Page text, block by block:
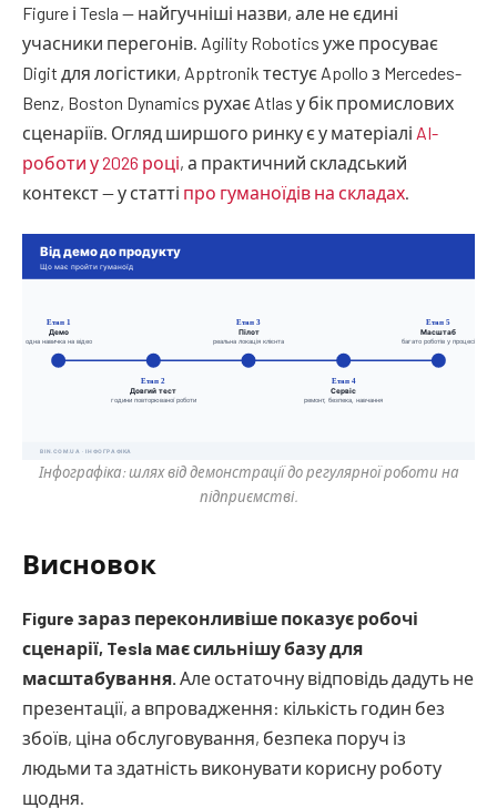
Figure і Tesla — найгучніші назви, але не єдині
учасники перегонів. Agility Robotics уже просуває
Digit для логістики, Apptronik тестує Apollo з Mercedes-
Benz, Boston Dynamics рухає Atlas у бік промислових
сценаріїв. Огляд ширшого ринку є у матеріалі AI-
роботи у 2026 році, а практичний складський
контекст — у статті про гуманоїдів на складах
Інфографіка: шлях від демонстрації до регулярної роботи на
підприємстві.
Висновок
Figure зараз переконливіше показує робочі
сценарії, Tesla має сильнішу базу для
масштабування. Але остаточну відповідь дадуть не
презентації, а впровадження: кількість годин без
збоїв, ціна обслуговування, безпека поруч із
людьми та здатність виконувати корисну роботу
щодня.